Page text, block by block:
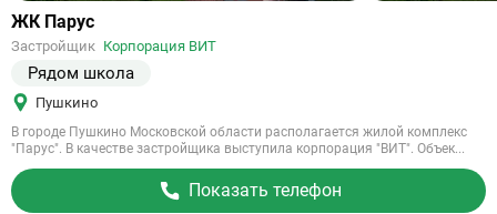
Ссылка
объект
ЖК Парус
Застройщик Корпорация ВИТ
Рядом школа
Пушкино
В городе Пушкино Московской области располагается жилой комплекс
"Парус". В качестве застройщика выступила корпорация "ВИТ". Объек...
Показать телефон